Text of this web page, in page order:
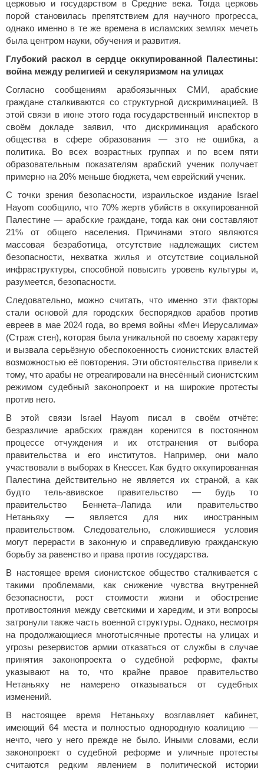
церковью и государством в Средние века. Тогда церковь
порой становилась препятствием для научного прогресса,
однако именно в те же времена в исламских землях мечеть
была центром науки, обучения и развития.
Глубокий раскол в сердце оккупированной Палестины:
война между религией и секуляризмом на улицах
Согласно сообщениям арабоязычных СМИ, арабские
граждане сталкиваются со структурной дискриминацией. В
этой связи в июне этого года государственный инспектор в
своём докладе заявил, что дискриминация арабского
общества в сфере образования — это не ошибка, а
политика. Во всех возрастных группах и по всем пяти
образовательным показателям арабский ученик получает
примерно на 20% меньше бюджета, чем еврейский ученик.
С точки зрения безопасности, израильское издание Israel
Hayom сообщило, что 70% жертв убийств в оккупированной
Палестине — арабские граждане, тогда как они составляют
21% от общего населения. Причинами этого являются
массовая безработица, отсутствие надлежащих систем
безопасности, нехватка жилья и отсутствие социальной
инфраструктуры, способной повысить уровень культуры и,
разумеется, безопасности.
Следовательно, можно считать, что именно эти факторы
стали основой для городских беспорядков арабов против
евреев в мае 2024 года, во время войны «Меч Иерусалима»
(Страж стен), которая была уникальной по своему характеру
и вызвала серьёзную обеспокоенность сионистских властей
возможностью её повторения. Эти обстоятельства привели к
тому, что арабы не отреагировали на внесённый сионистским
режимом судебный законопроект и на широкие протесты
против него.
В этой связи Israel Hayom писал в своём отчёте:
безразличие арабских граждан коренится в постоянном
процессе отчуждения и их отстранения от выбора
правительства и его институтов. Например, они мало
участвовали в выборах в Кнессет. Как будто оккупированная
Палестина действительно не является их страной, а как
будто тель-авивское правительство — будь то
правительство Беннета–Лапида или правительство
Нетаньяху — является для них иностранным
правительством. Следовательно, сложившиеся условия
могут перерасти в законную и справедливую гражданскую
борьбу за равенство и права против государства.
В настоящее время сионистское общество сталкивается с
такими проблемами, как снижение чувства внутренней
безопасности, рост стоимости жизни и обострение
противостояния между светскими и харедим, и эти вопросы
затронули также часть военной структуры. Однако, несмотря
на продолжающиеся многотысячные протесты на улицах и
угрозы резервистов армии отказаться от службы в случае
принятия законопроекта о судебной реформе, факты
указывают на то, что крайне правое правительство
Нетаньяху не намерено отказываться от судебных
изменений.
В настоящее время Нетаньяху возглавляет кабинет,
имеющий 64 места и полностью однородную коалицию —
нечто, чего у него прежде не было. Иными словами, если
законопроект о судебной реформе и уличные протесты
считаются редким явлением в политической истории